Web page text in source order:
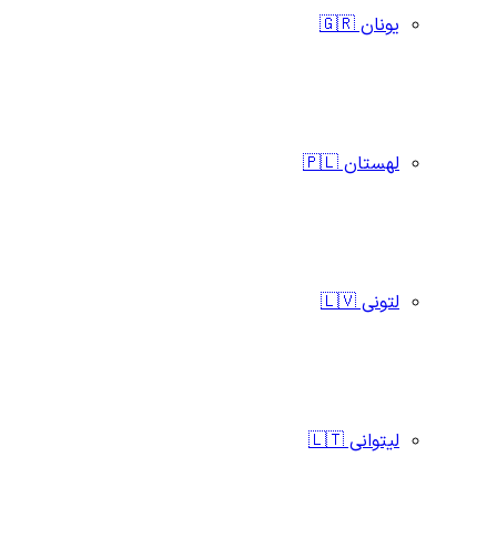
یونان 🇬🇷
لهستان 🇵🇱
لتونی 🇱🇻
لیتوانی 🇱🇹